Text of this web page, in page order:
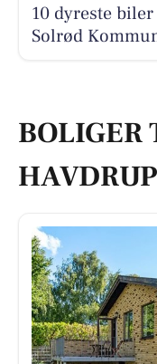
10 dyreste
Solrød
BOLIGER
HAVDRUP